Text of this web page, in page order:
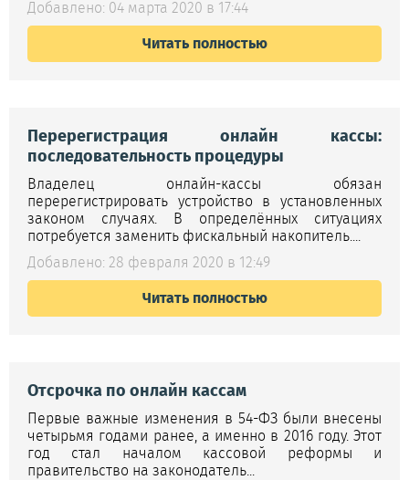
Добавлено: 04 марта 2020 в 17:44
Читать полностью
Перерегистрация онлайн кассы:
последовательность процедуры
Владелец онлайн-кассы обязан
перерегистрировать устройство в установленных
законом случаях. В определённых ситуациях
потребуется заменить фискальный накопитель....
Добавлено: 28 февраля 2020 в 12:49
Читать полностью
Отсрочка по онлайн кассам
Первые важные изменения в 54-ФЗ были внесены
четырьмя годами ранее, а именно в 2016 году. Этот
год стал началом кассовой реформы и
правительство на законодатель...